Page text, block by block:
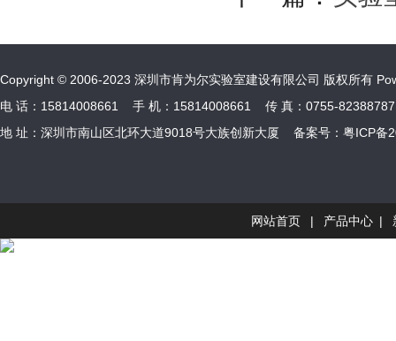
Copyright © 2006-2023 深圳市肯为尔实验室建设有限公司 版权所有
电 话：15814008661 手 机：15814008661 传 真：0755-
地 址：深圳市南山区北环大道9018号大族创新大厦 备案号： 粤ICP备
网站首页 | 产品中心 |